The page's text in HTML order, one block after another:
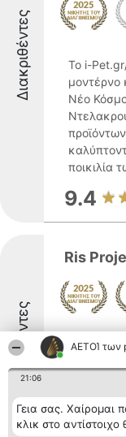
ΑΕΤΟΊ των
21:06
Γεια σας. Χαίρομαι
κλικ στο
Διακριθέντες
Το i-
μοντέρνο
Νέο
ποικιλία
9.4
Διακριθέντες
Ris
Το Ris
συνοικία
όσους